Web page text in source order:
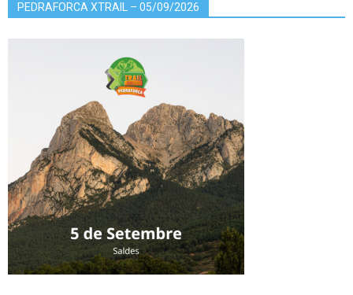
PEDRAFORCA XTRAIL – 05/09/2026